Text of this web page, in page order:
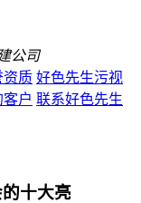
资质 好色先生污视
户 联系好色先生
十大亮